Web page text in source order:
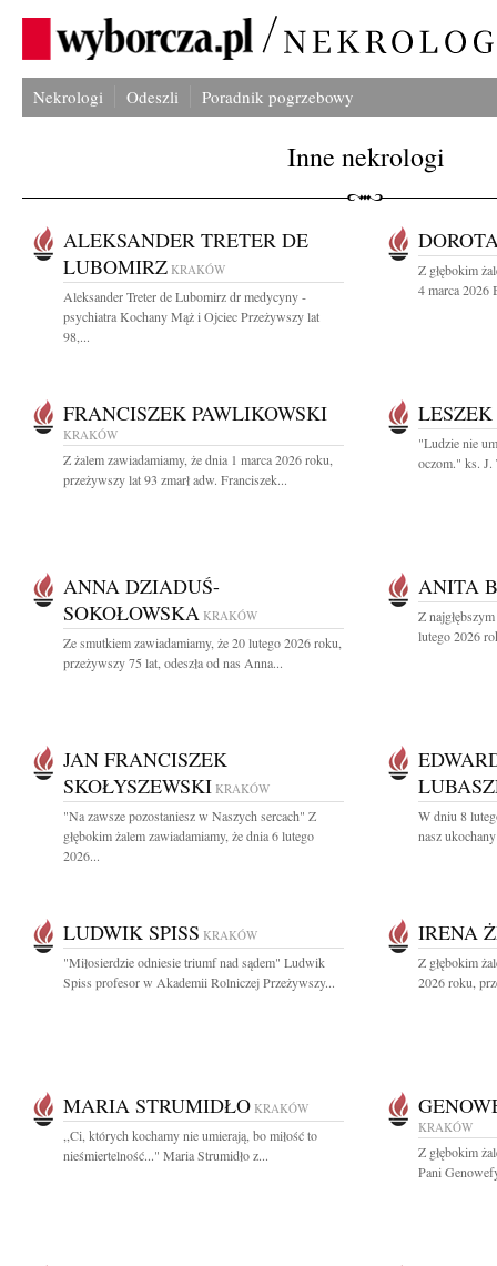
Nekrologi Odeszli Poradnik pogrzebowy
Inne nekrologi
ALEKSANDER TRETER DE
LUBOMIRZ KRAKÓW
Aleksander Treter de Lubomirz dr medycyny -
psychiatra Kochany Mąż i Ojciec Przeżywszy lat
98,...
Z głębokim
4 marca 2026
FRANCISZEK PAWLIKOWSKI
KRAKÓW
Z żalem zawiadamiamy, że dnia 1 marca 2026 roku,
przeżywszy lat 93 zmarł adw. Franciszek...
"Ludzie nie
oczom." ks. J.
ANNA DZIADUŚ-
SOKOŁOWSKA KRAKÓW
Ze smutkiem zawiadamiamy, że 20 lutego 2026 roku,
przeżywszy 75 lat, odeszła od nas Anna...
ANITA
Z
lutego 2026
JAN FRANCISZEK
SKOŁYSZEWSKI KRAKÓW
"Na zawsze pozostaniesz w Naszych sercach" Z
głębokim żalem zawiadamiamy, że dnia 6 lutego
2026...
W dniu 8
nasz
LUDWIK SPISS KRAKÓW
"Miłosierdzie odniesie triumf nad sądem" Ludwik
Spiss profesor w Akademii Rolniczej Przeżywszy...
IRENA
Z głębokim
2026 roku,
MARIA STRUMIDŁO KRAKÓW
,,Ci, których kochamy nie umierają, bo miłość to
nieśmiertelność..." Maria Strumidło z...
KRAKÓW
Z głębokim
Pani